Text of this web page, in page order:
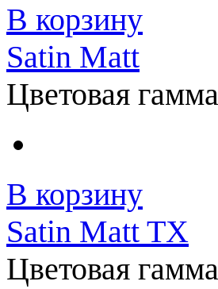
В корзину
Satin Matt
Цветовая гамма
В корзину
Satin Matt TX
Цветовая гамма